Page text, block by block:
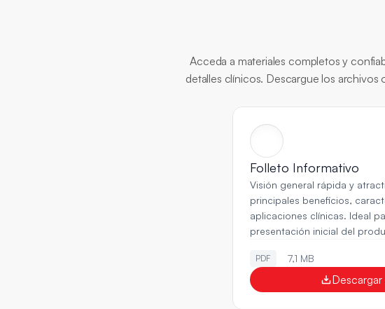
Acceda a materiales completos y
detalles clínicos. Descargue los
Folleto Informativo
Visión general rápida y
principales beneficios,
aplicaciones clínicas. Ideal
presentación inicial del
PDF 7,1 MB
Descargar